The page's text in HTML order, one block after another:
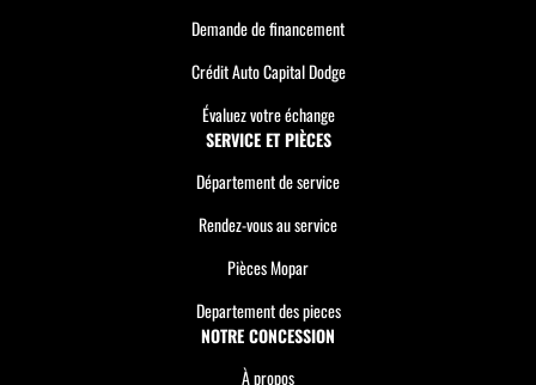
Demande de financement
Crédit Auto Capital Dodge
Évaluez votre échange
SERVICE ET PIÈCES
Département de service
Rendez-vous au service
Pièces Mopar
Departement des pieces
NOTRE CONCESSION
À propos